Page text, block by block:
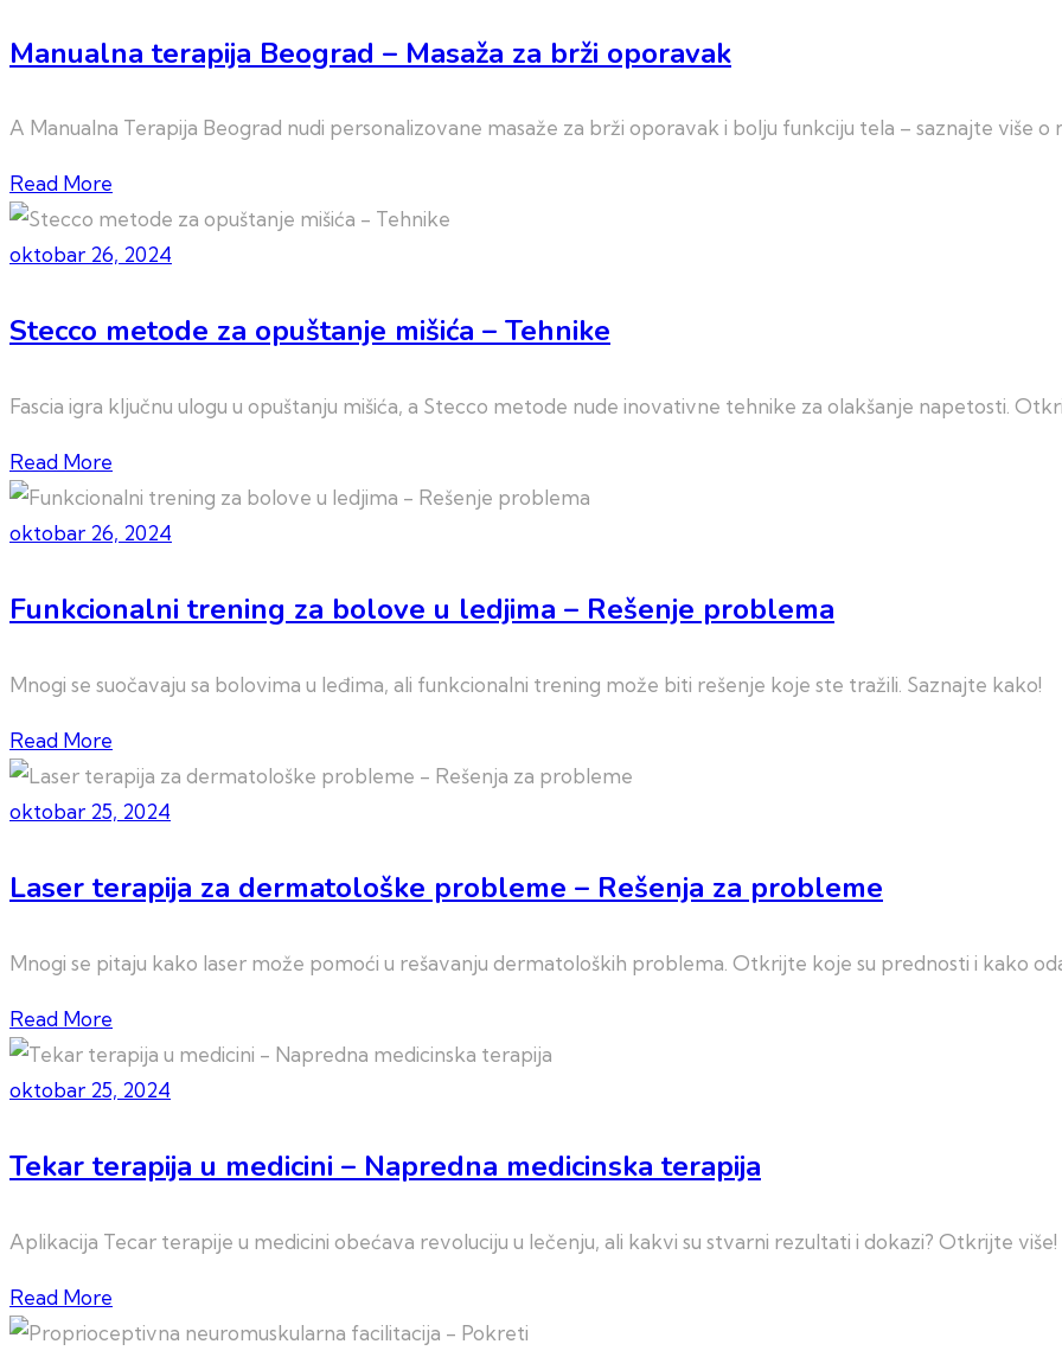
Manualna terapija Beograd – Masaža za brži oporavak
A Manualna Terapija Beograd nudi personalizovane masaže za brži oporavak i bolju funkciju tela – saznajte više o
Read More
oktobar 26, 2024
Stecco metode za opuštanje mišića – Tehnike
Fascia igra ključnu ulogu u opuštanju mišića, a Stecco metode nude inovativne tehnike za olakšanje napetosti.
Read More
oktobar 26, 2024
Funkcionalni trening za bolove u ledjima – Rešenje problema
Mnogi se suočavaju sa bolovima u leđima, ali funkcionalni trening može biti rešenje koje ste tražili. Saznajte kako!
Read More
oktobar 25, 2024
Laser terapija za dermatološke probleme – Rešenja za probleme
Mnogi se pitaju kako laser može pomoći u rešavanju dermatoloških problema. Otkrijte koje su prednosti i kako
Read More
oktobar 25, 2024
Tekar terapija u medicini – Napredna medicinska terapija
Aplikacija Tecar terapije u medicini obećava revoluciju u lečenju, ali kakvi su stvarni rezultati i dokazi? Otkrijte više!
Read More